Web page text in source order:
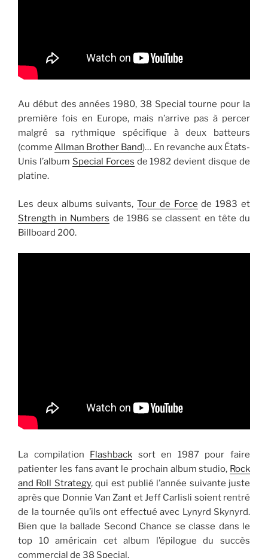
Au début des années 1980, 38 Special tourne pour la
première fois en Europe, mais n’arrive pas à percer
malgré sa rythmique spécifique à deux batteurs
(commeAllman Brother Band)… En revanche aux États-
Unis l’album Special Forces de 1982 devient disque de
platine.
Les deux albums suivants,Tour de Force de 1983 et
Strength in Numbers de 1986 se classent en tête du
Billboard 200.
La compilation Flashback sort en 1987 pour faire
patienter les fans avant le prochain album studio, Rock
and Roll Strategy, qui est publié l’année suivante juste
après que Donnie Van Zant et Jeff Carlisli soient rentré
de la tournée qu’ils ont effectué avec Lynyrd Skynyrd.
Bien que la ballade Second Chance se classe dans le
top 10 américain cet album l’épilogue du succès
commercial de 38 Special.